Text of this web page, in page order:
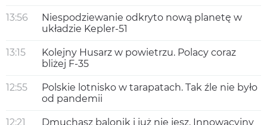
13:56
Niespodziewanie odkryto nową planetę w
układzie Kepler-51
13:15
Kolejny Husarz w powietrzu. Polacy coraz
bliżej F-35
12:55
Polskie lotnisko w tarapatach. Tak źle nie było
od pandemii
12:21
Dmuchasz balonik i już nie jesz. Innowacyjny